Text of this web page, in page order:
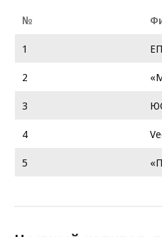
№
1
2
3
4
5